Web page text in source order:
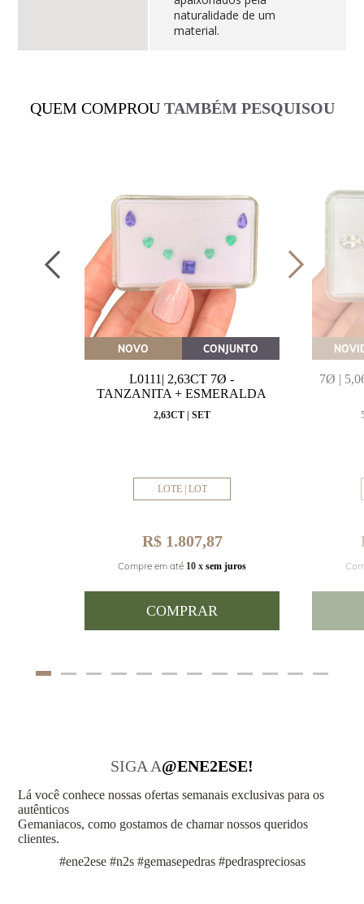
naturalidade de um
material.
QUEM COMPROU TAMBÉM PESQUISOU
NOVO CONJUNTO
L0111| 2,63CT 7Ø -
TANZANITA + ESMERALDA
2,63CT | SET
LOTE | LOT
R$ 1.807,87
Compre em até 10 x sem juros
COMPRAR
7Ø |
SIGA A@ENE2ESE!
Lá você conhece nossas ofertas semanais exclusivas para os
autênticos
Gemaniacos, como gostamos de chamar nossos queridos
clientes.
#ene2ese #n2s #gemasepedras #pedraspreciosas